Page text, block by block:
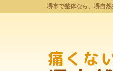
堺市で整体なら、堺自然